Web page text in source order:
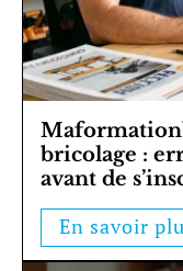
bricolage :
avant de
En savoir